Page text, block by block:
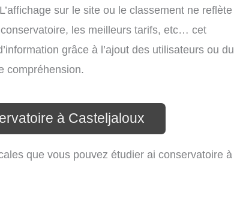
sur le site ou le classement ne reflète
les meilleurs tarifs, etc… cet
grâce à l’ajout des utilisateurs ou du
compréhension.
à Casteljaloux
que vous pouvez étudier ai conservatoire à